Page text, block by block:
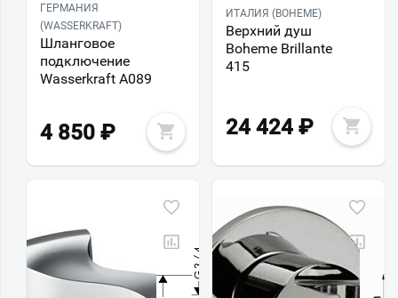
ГЕРМАНИЯ
(WASSERKRAFT)
Шланговое
подключение
Wasserkraft A089
4 850 ₽
ИТАЛИЯ (BOHEME)
Верхний душ
Boheme Brillante
415
24 424 ₽